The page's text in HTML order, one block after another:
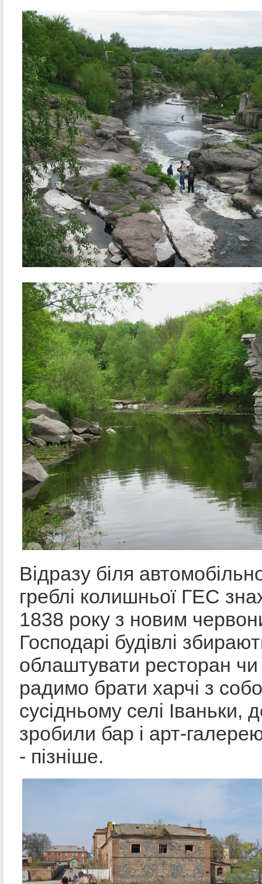
Відразу біля
греблі колишньої ГЕС
1838 року з новим
Господарі будівлі
облаштувати ресторан чи
радимо брати харчі з
сусідньому селі Іваньки,
зробили бар і арт-
- пізніше.